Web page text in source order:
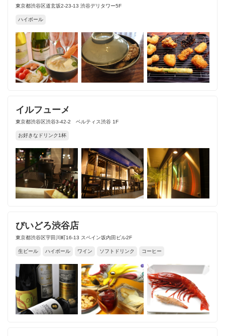
東京都渋谷区道玄坂2-23-13 渋谷デリタワー5F
ハイボール
イルフューメ
東京都渋谷区渋谷3-42-2 ベルティス渋谷 1F
お好きなドリンク1杯
びいどろ渋谷店
東京都渋谷区宇田川町16-13 スペイン坂内田ビル2F
生ビール ハイボール ワイン ソフトドリンク コーヒー